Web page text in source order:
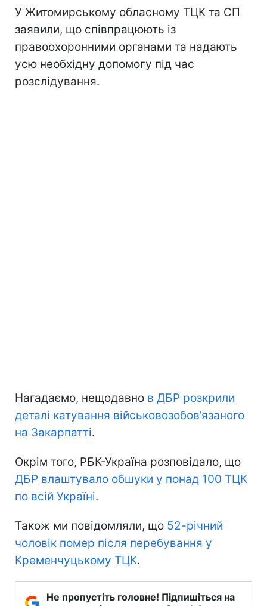
У Житомирському обласному ТЦК та СП
заявили, що співпрацюють із
правоохоронними органами та надають
усю необхідну допомогу під час
розслідування.
Нагадаємо, нещодавно в ДБР розкрили
деталі катування військовозобов’язаного
на Закарпатті.
Окрім того, РБК-Україна розповідало, що
ДБР влаштувало обшуки у понад 100 ТЦК
по всій Україні.
Також ми повідомляли, що 52-річний
чоловік помер після перебування у
Кременчуцькому ТЦК.
Не пропустіть головне! Підпишіться на